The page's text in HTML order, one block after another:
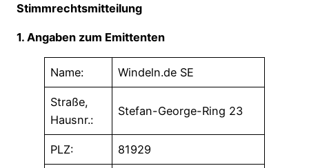
Stimmrechtsmitteilung
1. Angaben zum Emittenten
Name: Windeln.de SE
Straße,
Hausnr.:
Stefan-George-Ring 23
PLZ: 81929